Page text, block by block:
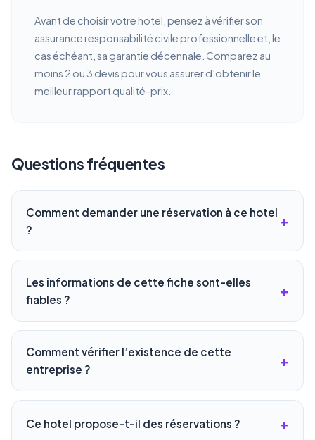
Avant de choisir votre hotel, pensez à vérifier son
assurance responsabilité civile professionnelle et, le
cas échéant, sa garantie décennale. Comparez au
moins 2 ou 3 devis pour vous assurer d’obtenir le
meilleur rapport qualité-prix.
Questions fréquentes
Comment demander une réservation à ce hotel
?
Les informations de cette fiche sont-elles
fiables ?
Comment vérifier l’existence de cette
entreprise ?
Ce hotel propose-t-il des réservations ?